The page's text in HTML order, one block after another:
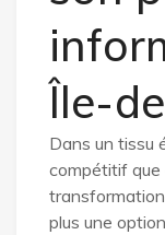
Île-
Dans un tissu
compétitif que
plus une